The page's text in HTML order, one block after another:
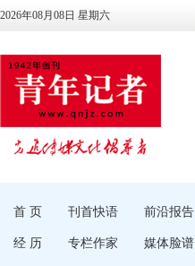
2026年08月08日 星期六
首 页 刊首快语 前沿报告
经 历 专栏作家 媒体脸谱